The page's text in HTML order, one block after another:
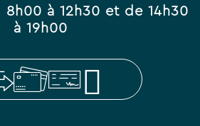
8h00 à 12h30 et de 14h30
à 19h00